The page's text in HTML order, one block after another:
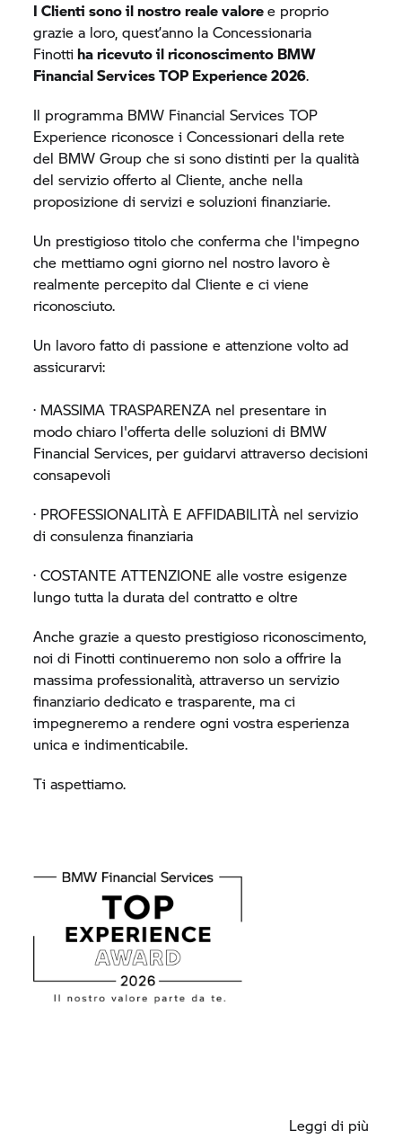
I Clienti sono il nostro reale valoree proprio
grazie a loro, quest’anno la Concessionaria
Finotti ha ricevuto il riconoscimento BMW
Financial Services TOP Experience 2026.
Il programma BMW Financial Services TOP
Experience riconosce i Concessionari della rete
del BMW Group che si sono distinti per la qualità
del servizio offerto al Cliente, anche nella
proposizione di servizi e soluzioni finanziarie.
Un prestigioso titolo che conferma che l'impegno
che mettiamo ogni giorno nel nostro lavoro è
realmente percepito dal Cliente e ci viene
riconosciuto.
Un lavoro fatto di passione e attenzione volto ad
assicurarvi:
· MASSIMA TRASPARENZA nel presentare in
modo chiaro l'offerta delle soluzioni di BMW
Financial Services, per guidarvi attraverso decisioni
consapevoli
· PROFESSIONALITÀ E AFFIDABILITÀ nel servizio
di consulenza finanziaria
· COSTANTE ATTENZIONE alle vostre esigenze
lungo tutta la durata del contratto e oltre
Anche grazie a questo prestigioso riconoscimento,
noi di Finotti continueremo non solo a offrire la
massima professionalità, attraverso un servizio
finanziario dedicato e trasparente, ma ci
impegneremo a rendere ogni vostra esperienza
unica e indimenticabile.
Ti aspettiamo.
Leggi di più